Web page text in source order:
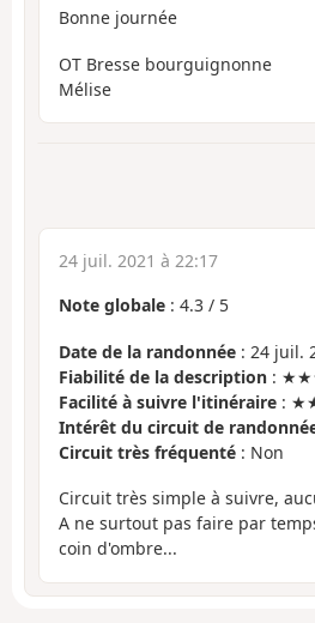
Bonne journée
OT Bresse bourguignonne
Mélise
24 juil. 2021 à 22:17
Note globale : 4.3 / 5
Date de la randonnée : 24 juil.
Fiabilité de la description :
Facilité à suivre l'itinéraire :
Intérêt du circuit de
Circuit très fréquenté : Non
Circuit très simple à suivre,
A ne surtout pas faire par
coin d'ombre...